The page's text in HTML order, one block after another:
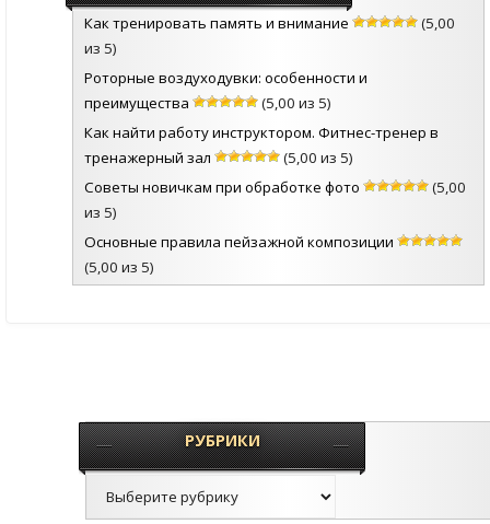
Как тренировать память и внимание
(5,00
из 5)
Роторные воздуходувки: особенности и
преимущества
(5,00 из 5)
Как найти работу инструктором. Фитнес-тренер в
тренажерный зал
(5,00 из 5)
Советы новичкам при обработке фото
(5,00
из 5)
Основные правила пейзажной композиции
(5,00 из 5)
РУБРИКИ